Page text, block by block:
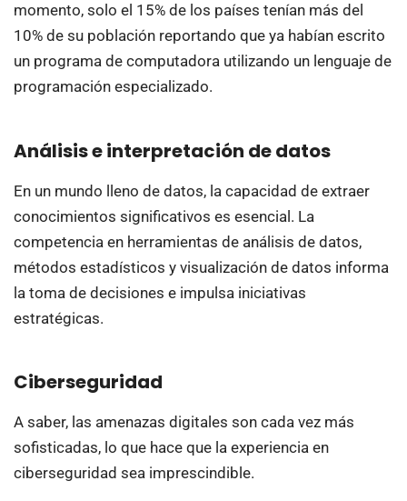
momento, solo el 15% de los países tenían más del
10% de su población reportando que ya habían escrito
un programa de computadora utilizando un lenguaje de
programación especializado.
Análisis e interpretación de datos
En un mundo lleno de datos, la capacidad de extraer
conocimientos significativos es esencial. La
competencia en herramientas de análisis de datos,
métodos estadísticos y visualización de datos informa
la toma de decisiones e impulsa iniciativas
estratégicas.
Ciberseguridad
A saber, las amenazas digitales son cada vez más
sofisticadas, lo que hace que la experiencia en
ciberseguridad sea imprescindible.